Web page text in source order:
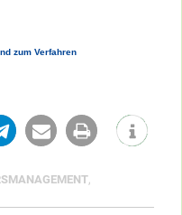
zum Verfahren
,